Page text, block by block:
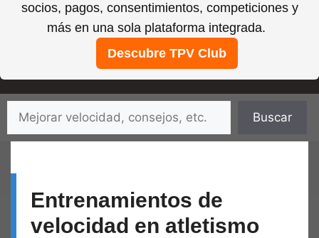
socios, pagos, consentimientos, competiciones y
más en una sola plataforma integrada.
Descubre TPV Club
Saltar
contenido
Buscar
Entrenamientos de
velocidad en atletismo